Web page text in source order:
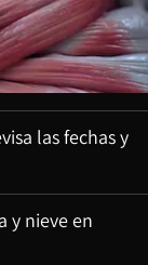
las fechas y
y nieve en